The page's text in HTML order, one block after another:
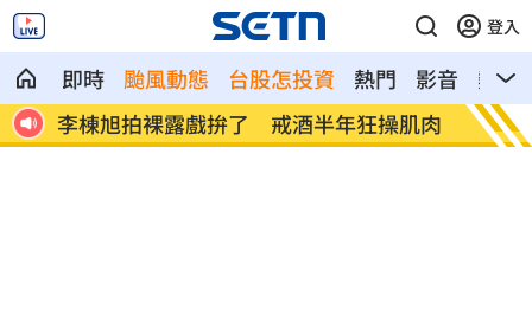
登入
即時 颱風動態 台股怎投資 熱門 影音
熱搜
肉
「白海豚」最快明發海警 卓榮泰發聲了
華邦
建